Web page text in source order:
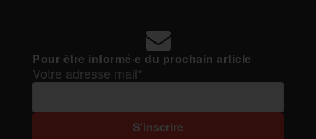
Pour être informé·e du prochain article
Votre adresse mail*